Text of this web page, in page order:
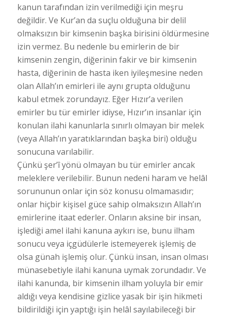
kanun tarafından izin verilmediği için meşru
değildir. Ve Kur’an da suçlu olduğuna bir delil
olmaksızın bir kimsenin başka birisini öldürmesine
izin vermez. Bu nedenle bu emirlerin de bir
kimsenin zengin, diğerinin fakir ve bir kimsenin
hasta, diğerinin de hasta iken iyileşmesine neden
olan Allah’ın emirleri ile aynı grupta olduğunu
kabul etmek zorundayız. Eğer Hızır’a verilen
emirler bu tür emirler idiyse, Hızır’ın insanlar için
konulan ilahi kanunlarla sınırlı olmayan bir melek
(veya Allah’ın yaratıklarından başka biri) olduğu
sonucuna varılabilir.
Çünkü şer’î yönü olmayan bu tür emirler ancak
meleklere verilebilir. Bunun nedeni haram ve helâl
sorununun onlar için söz konusu olmamasıdır;
onlar hiçbir kişisel güce sahip olmaksızın Allah’ın
emirlerine itaat ederler. Onların aksine bir insan,
işlediği amel ilahi kanuna aykırı ise, bunu ilham
sonucu veya içgüdülerle istemeyerek işlemiş de
olsa günah işlemiş olur. Çünkü insan, insan olması
münasebetiyle ilahi kanuna uymak zorundadır. Ve
ilahi kanunda, bir kimsenin ilham yoluyla bir emir
aldığı veya kendisine gizlice yasak bir işin hikmeti
bildirildiği için yaptığı işin helâl sayılabileceği bir